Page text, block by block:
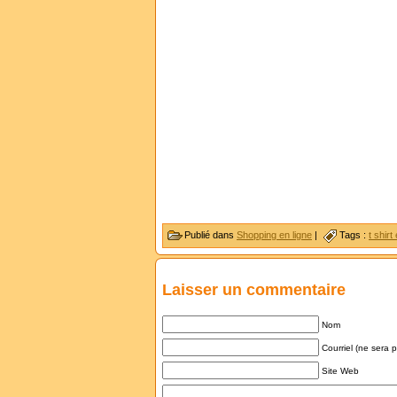
Publié dans Shopping en ligne Tags : t shirt
Laisser un commentaire
Nom
Courriel (ne sera
Site Web